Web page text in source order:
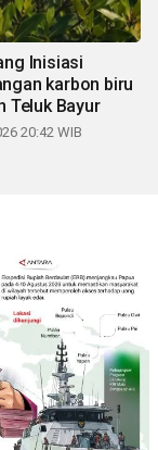
Inisiasi
karbon biru
Teluk Bayur
20:42 WIB